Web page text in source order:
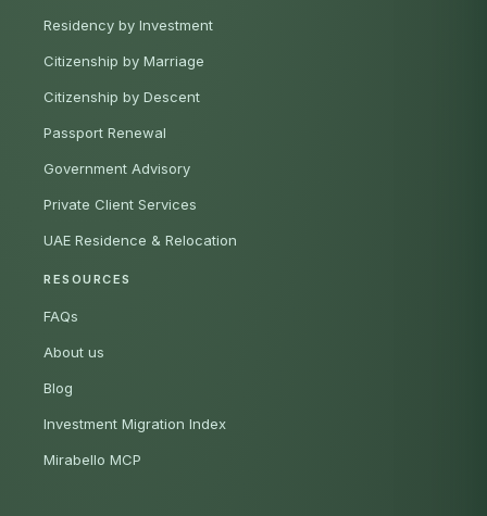
Residency by Investment
Citizenship by Marriage
Citizenship by Descent
Passport Renewal
Government Advisory
Private Client Services
UAE Residence & Relocation
RESOURCES
FAQs
About us
Blog
Investment Migration Index
Mirabello MCP